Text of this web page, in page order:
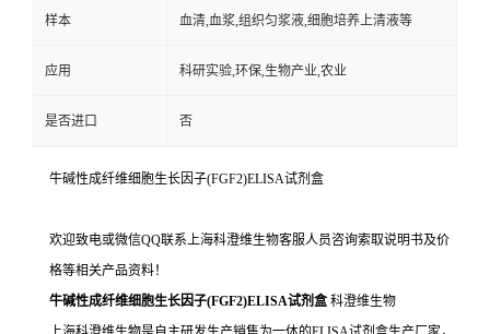
样本 血清,血浆,组织匀浆液,细胞培养上清液等
应用 科研实验,环保,生物产业,农业
是否进口 否
牛碱性成纤维细胞生长因子(FGF2)ELISA试剂盒
欢迎致电或微信QQ联系上海科澄维生物客服人员咨询索取说明书及价
格等相关产品资料！
牛碱性成纤维细胞生长因子(FGF2)ELISA试剂盒 科澄维生物